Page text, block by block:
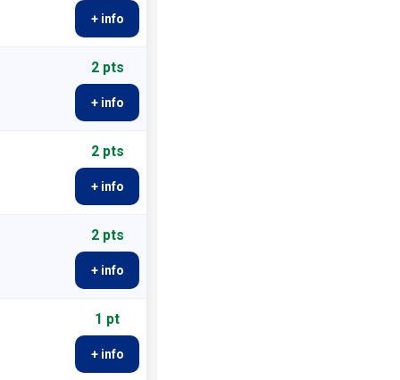
+ info
2 pts
+ info
2 pts
+ info
2 pts
+ info
1 pt
+ info